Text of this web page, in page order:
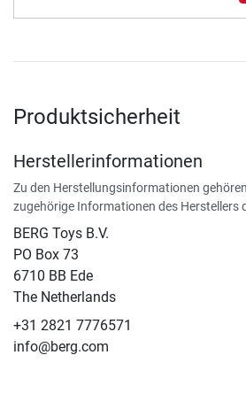
Produktsicherheit
Herstellerinformationen
Zu den Herstellungsinformationen
zugehörige Informationen des Herstellers
BERG Toys B.V.
​PO Box 73
6710 BB Ede
The Netherlands
+31 2821 7776571
info@berg.com